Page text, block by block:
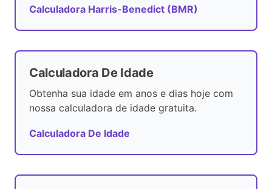
Calculadora Harris-Benedict (BMR)
Calculadora De Idade
Obtenha sua idade em anos e dias hoje com
nossa calculadora de idade gratuita.
Calculadora De Idade